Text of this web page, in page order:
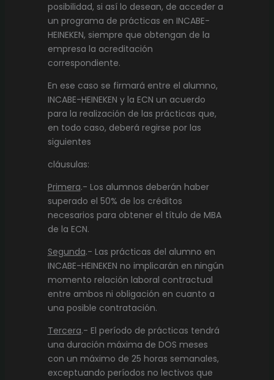
posibilidad, si así lo desean, de acceder a
un programa de prácticas en INCABE-
HEINEKEN, siempre que obtengan de la
empresa la acreditación
correspondiente.
En ese caso se firmará entre el alumno,
INCABE-HEINEKEN y la ECN un acuerdo
para la realización de las prácticas que,
en todo caso, deberá regirse por las
siguientes
cláusulas:
Primera.- Los alumnos deberán haber
superado el 50% de los créditos
necesarios para obtener el título de MBA
de la ECN.
Segunda.- Las prácticas del alumno en
INCABE-HEINEKEN no implicarán en ningún
momento relación laboral contractual
entre ambos ni obligación en cuanto a
una posible contratación.
Tercera.- El período de prácticas tendrá
una duración máxima de DOS meses
con un máximo de 25 horas semanales,
exceptuando períodos no lectivos que